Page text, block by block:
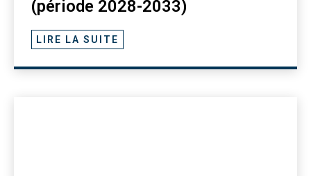
(période 2028-2033)
LIRE LA SUITE